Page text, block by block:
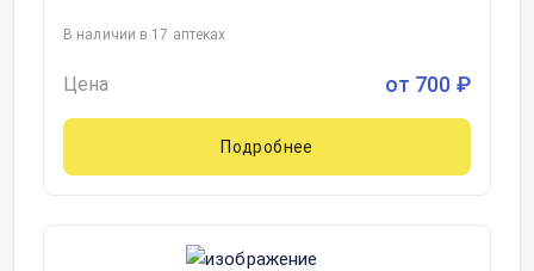
В наличии в 17 аптеках
Цена от 700 ₽
Подробнее